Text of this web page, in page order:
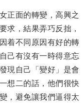
正面的轉變，高興之
求，結果弄巧反拙，
着不同原因有好的轉
己有沒有一時得意忘
現自己「變好」是會
想二的話，他們很快
，避免讓我們逼得太